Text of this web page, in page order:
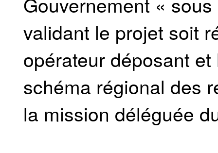
validant le projet soit
opérateur déposant
schéma régional des
la mission déléguée